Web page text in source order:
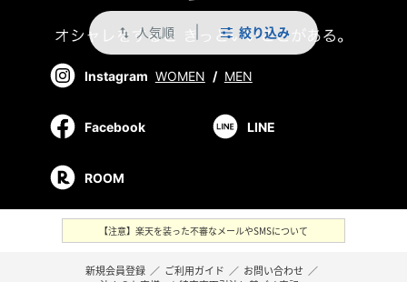
swap_vert 人気順 絞り込み
Instagram WOMEN / MEN
Facebook LINE
ROOM
【注意】楽天を装った不審なメールやSMSについて
新規会員登録 ／ ご利用ガイド ／ お問い合わせ ／